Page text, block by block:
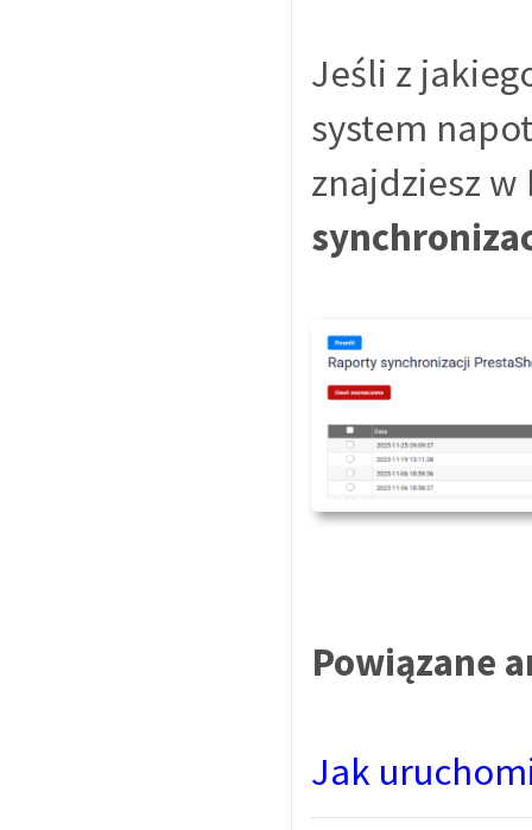
Jeśli z
system
znajdziesz w
Powiązane
Jak